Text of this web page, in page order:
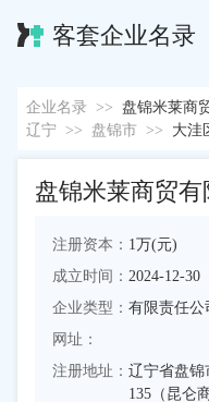
客套企业名录
企业名录 >> 盘锦米莱商
辽宁
>> 盘锦市 >> 大洼
盘锦米莱商贸有
注册资本： 1万(元)
成立时间： 2024-12-30
企业类型： 有限责任公
网址：
注册地址： 辽宁省盘锦
135（昆仑